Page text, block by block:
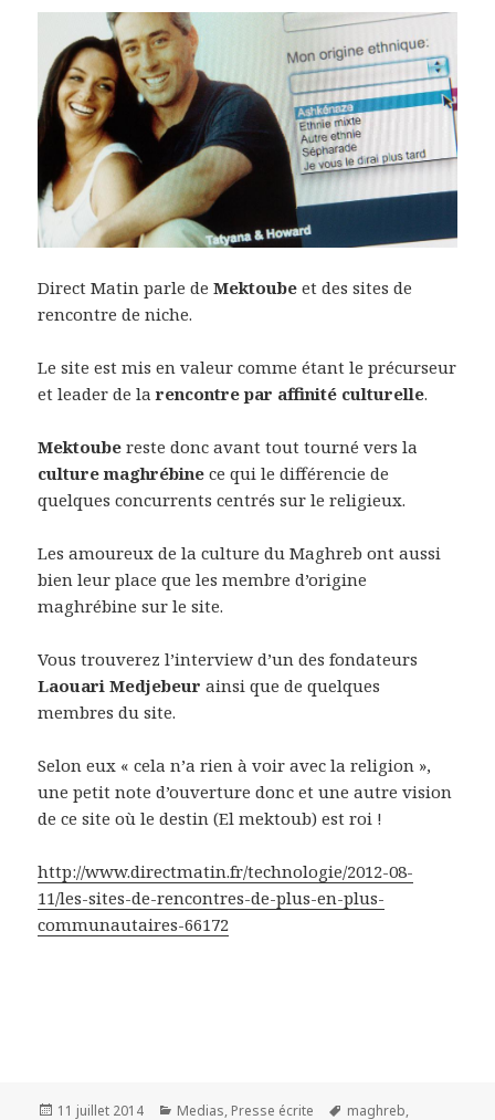
Direct Matin parle deMektoube et des sites de
rencontre de niche.
Le site est mis en valeur comme étant le précurseur
et leader de larencontre par affinité culturelle.
Mektoube reste donc avant tout tourné vers la
culture maghrébine ce qui le différencie de
quelques concurrents centrés sur le religieux.
Les amoureux de la culture du Maghreb ont aussi
bien leur place que les membre d’origine
maghrébine sur le site.
Vous trouverez l’interview d’un des fondateurs
Laouari Medjebeur ainsi que de quelques
membres du site.
Selon eux « cela n’a rien à voir avec la religion »,
une petit note d’ouverture donc et une autre vision
de ce site où le destin (El mektoub) est roi !
http://www.directmatin.fr/technologie/2012-08-
11/les-sites-de-rencontres-de-plus-en-plus-
communautaires-66172
Publié
11 juillet 2014 Catégories
Medias, Presse écrite Étiquettes
maghreb,